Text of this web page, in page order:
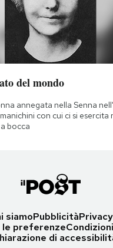
del mondo
annegata nella Senna
con cui ci si esercita
bocca
siamoPubblicitàPrivacy
preferenze
di